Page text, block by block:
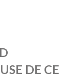
DE CE